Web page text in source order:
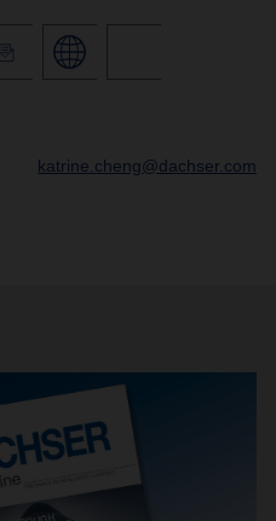
katrine.cheng@dachser.com